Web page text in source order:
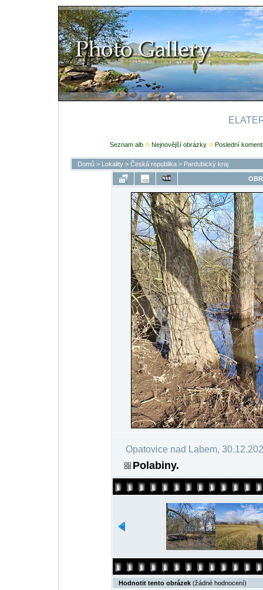
Seznam alb Nejnovější obrázky Poslední
Domů> Lokality> Česká republika> Pardubický kraj
Opatovice nad Labem,
Polabiny.
Hodnotit tento obrázek (žádné hodnocení)